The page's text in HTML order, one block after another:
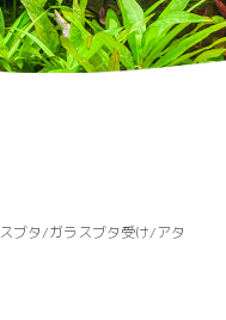
ブタ/ガラスブタ受け/アタ